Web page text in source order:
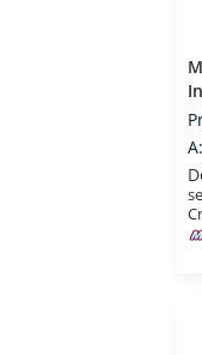
A: